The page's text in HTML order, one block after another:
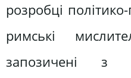
розробці
римські
запозичені з